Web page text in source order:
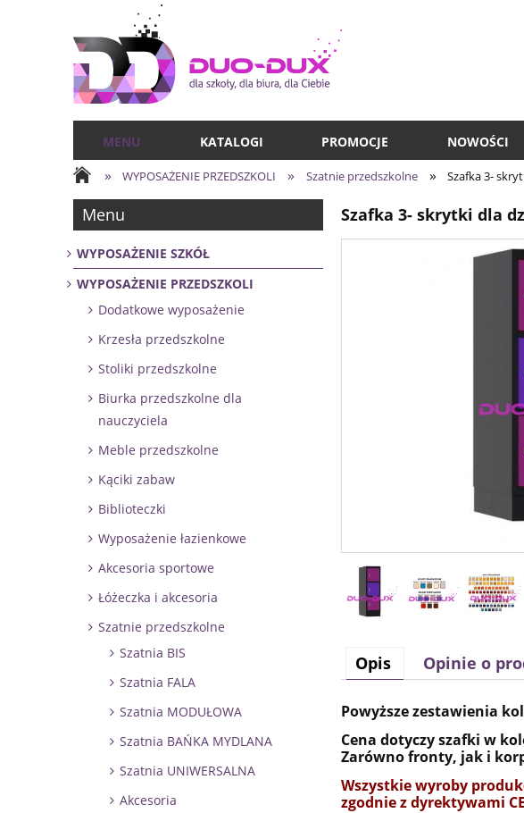
MENU KATALOGI PROMOCJE NOWOŚCI
» WYPOSAŻENIE PRZEDSZKOLI » Szatnie przedszkolne » Szafka 3-
Menu
WYPOSAŻENIE SZKÓŁ
WYPOSAŻENIE PRZEDSZKOLI
Dodatkowe wyposażenie
Krzesła przedszkolne
Stoliki przedszkolne
Biurka przedszkolne dla
nauczyciela
Meble przedszkolne
Kąciki zabaw
Biblioteczki
Wyposażenie łazienkowe
Akcesoria sportowe
Łóżeczka i akcesoria
Szatnie przedszkolne
Szatnia BIS
Szatnia FALA
Szatnia MODUŁOWA
Szatnia BAŃKA MYDLANA
Szatnia UNIWERSALNA
Akcesoria
Szafka 3- skrytki dla
Opis Opinie o
Powyższe zestawienia
Cena dotyczy szafki w
Zarówno fronty, jak i
Wszystkie wyroby
zgodnie z dyrektywami